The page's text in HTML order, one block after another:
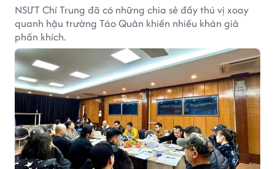
NSƯT Chí Trung đã có những chia sẻ đầy thú vị xoay
quanh hậu trường Táo Quân khiến nhiều khán giả
phấn khích.